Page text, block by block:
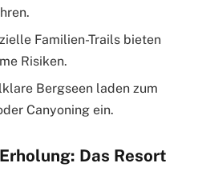
Familien-Trails bieten
Risiken.
Bergseen laden zum
Canyoning ein.
Das Resort